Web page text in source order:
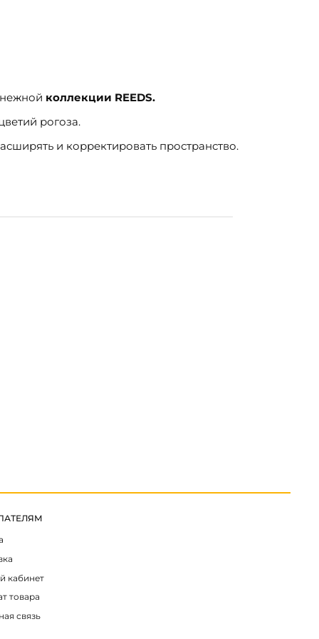
коллекции REEDS.
рогоза.
и корректировать пространство.
кабинет
товара
связь